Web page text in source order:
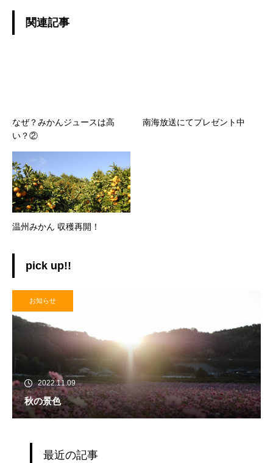
関連記事
なぜ？みかんジュースは高
い？②
南海放送にてプレゼント中
温州みかん 収穫再開！
pick up!!
お知らせ
2022.11.09
秋の景色
最近の記事